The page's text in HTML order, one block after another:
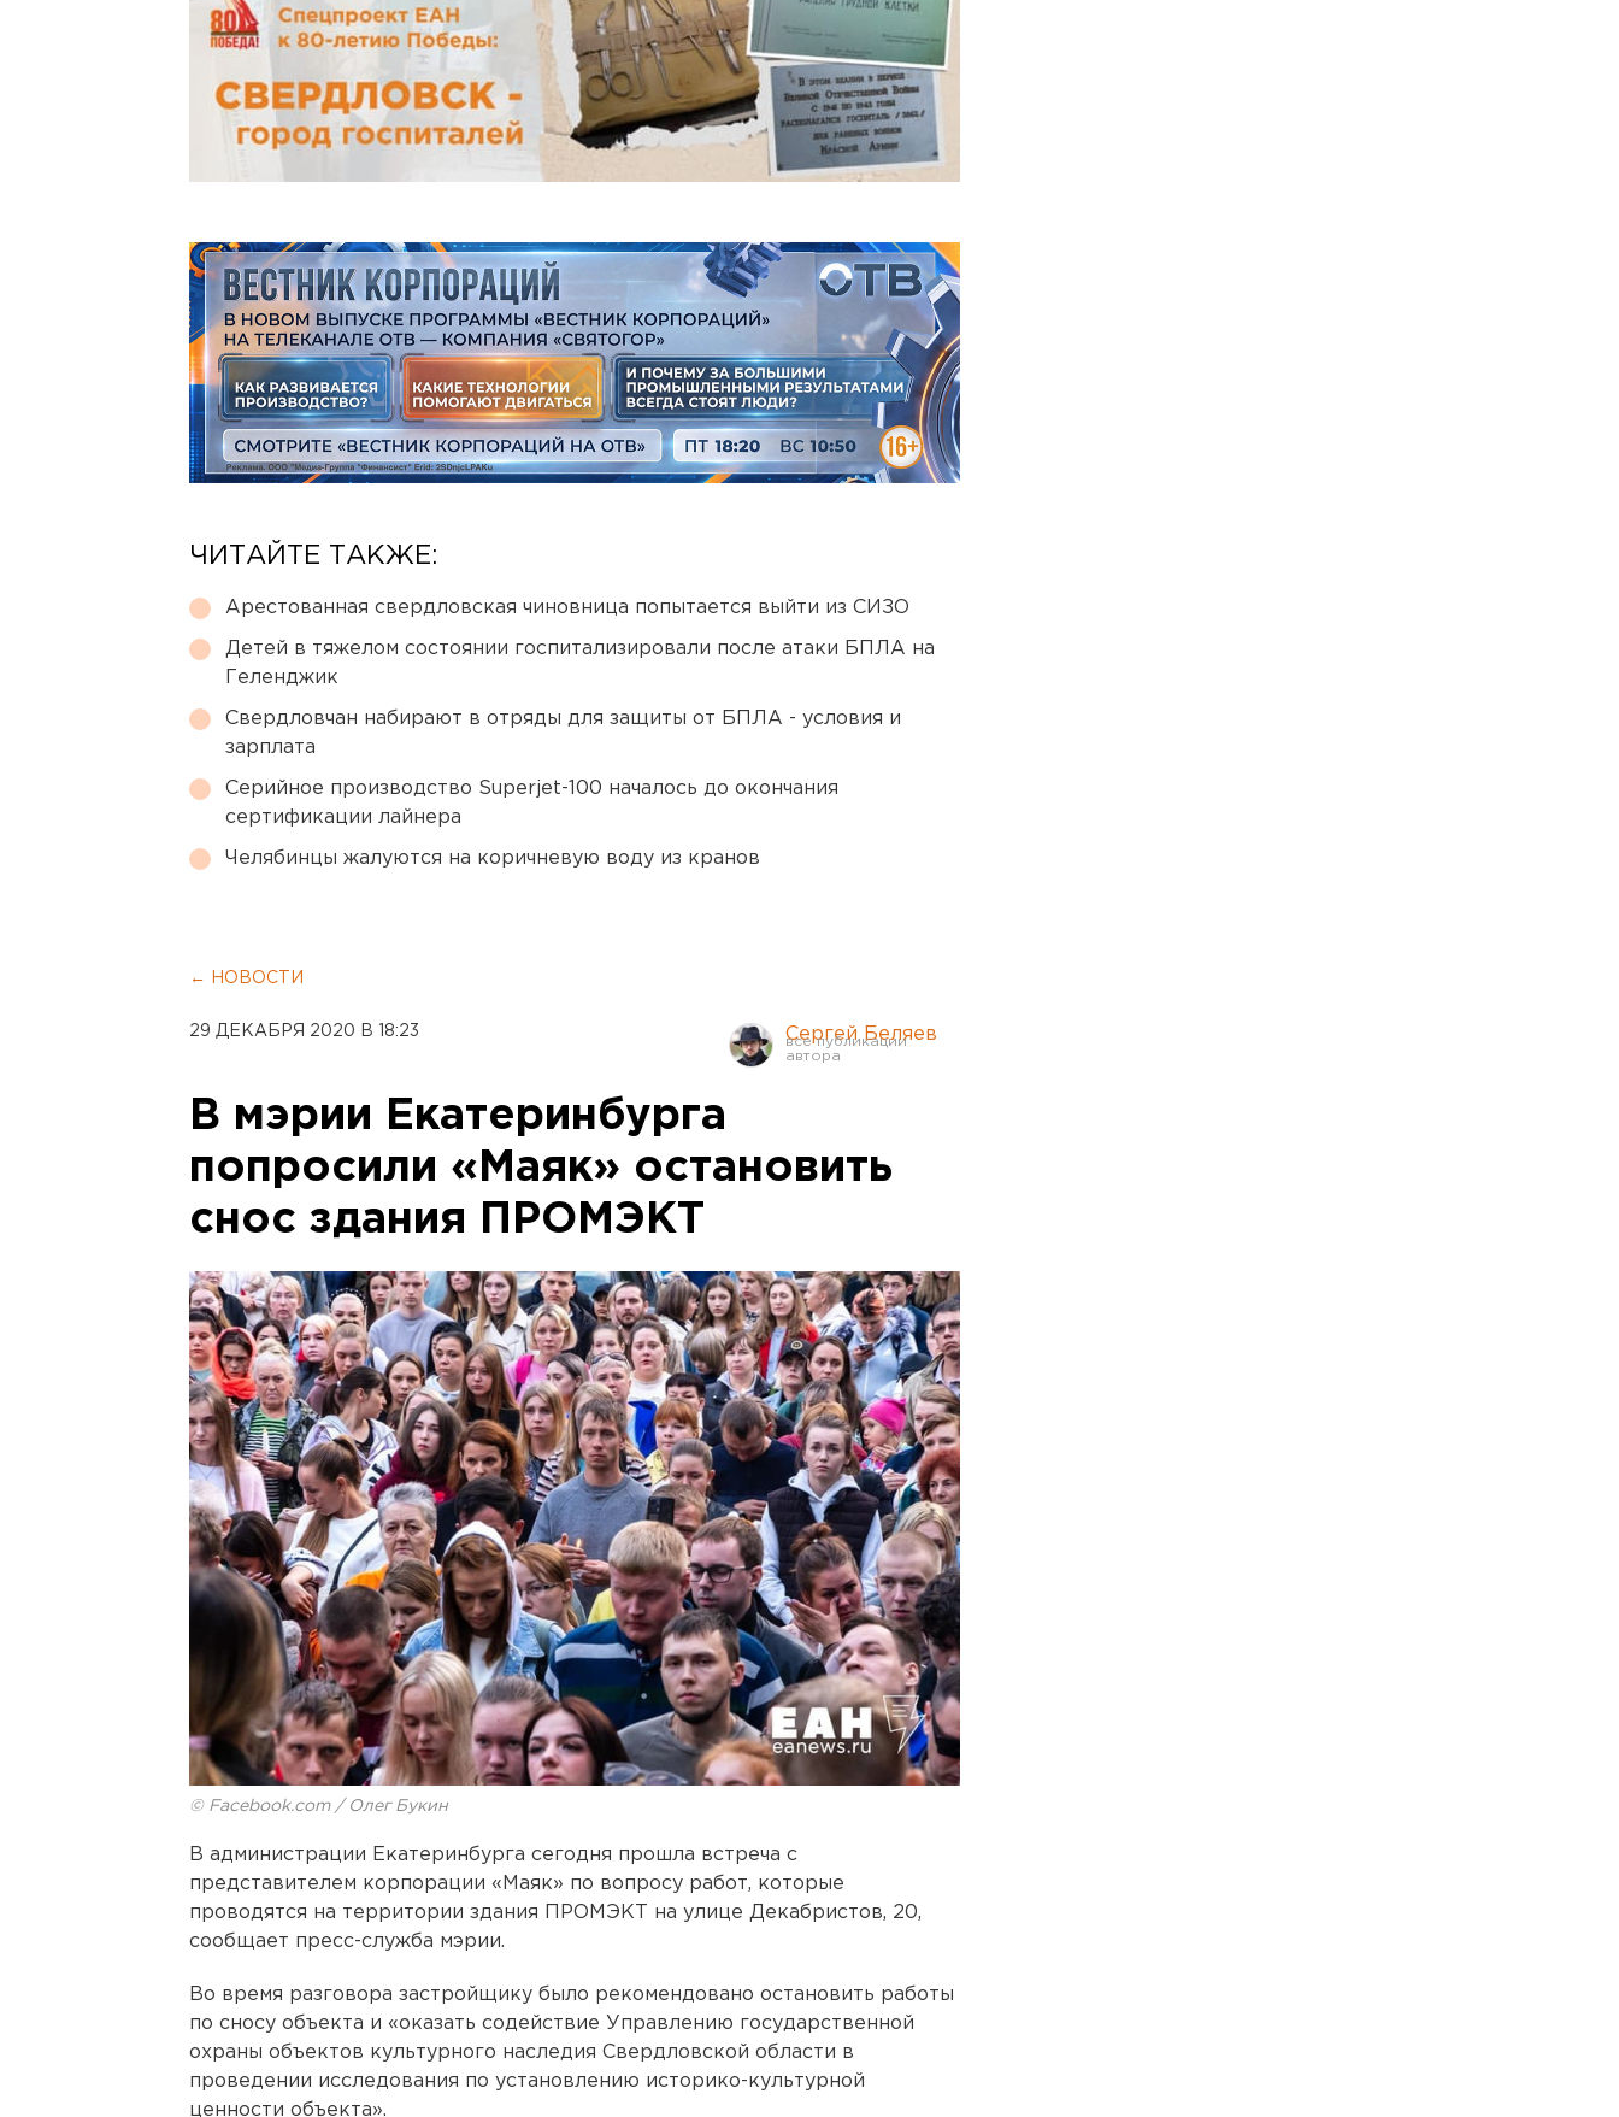
ЧИТАЙТЕ ТАКЖЕ:
Арестованная свердловская чиновница попытается выйти из СИЗО
Детей в тяжелом состоянии госпитализировали после атаки БПЛА на
Геленджик
Свердловчан набирают в отряды для защиты от БПЛА - условия и
зарплата
Серийное производство Superjet-100 началось до окончания
сертификации лайнера
Челябинцы жалуются на коричневую воду из кранов
← НОВОСТИ
29 ДЕКАБРЯ 2020 В 18:23 Сергей Беляев
В мэрии Екатеринбурга
попросили «Маяк» остановить
снос здания ПРОМЭКТ
© Facebook.com / Олег Букин
В администрации Екатеринбурга сегодня прошла встреча с
представителем корпорации «Маяк» по вопросу работ, которые
проводятся на территории здания ПРОМЭКТ на улице Декабристов, 20,
сообщает пресс-служба мэрии.
Во время разговора застройщику было рекомендовано остановить работы
по сносу объекта и «оказать содействие Управлению государственной
охраны объектов культурного наследия Свердловской области в
проведении исследования по установлению историко-культурной
ценности объекта».